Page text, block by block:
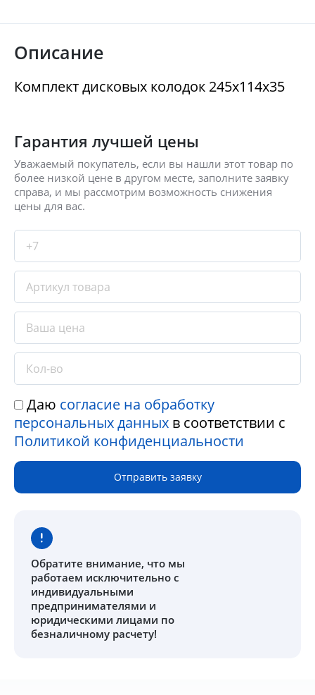
Описание
Комплект дисковых колодок 245x114x35
Гарантия лучшей цены
Уважаемый покупатель, если вы нашли этот товар по
более низкой цене в другом месте, заполните заявку
справа, и мы рассмотрим возможность снижения
цены для вас.
Даю согласие на обработку
персональных данных в соответствии с
Политикой конфиденциальности
Отправить заявку
Обратите внимание, что мы
работаем исключительно с
индивидуальными
предпринимателями и
юридическими лицами по
безналичному расчету!